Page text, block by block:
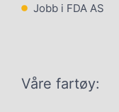
Jobb i FDA AS
Våre fartøy: